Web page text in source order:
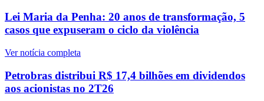
Lei Maria da Penha: 20 anos de transformação, 5
casos que expuseram o ciclo da violência
Ver notícia completa
Petrobras distribui R$ 17,4 bilhões em dividendos
aos acionistas no 2T26